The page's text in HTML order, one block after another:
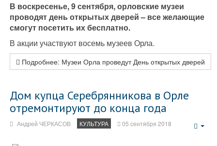
В воскресенье, 9 сентября, орловские музеи
проводят день открытых дверей – все желающие
смогут посетить их бесплатно.
В акции участвуют восемь музеев Орла.
Подробнее: Музеи Орла проведут День открытых дверей
Дом купца Серебрянникова в Орле
отремонтируют до конца года
Андрей ЧЕРКАСОВ КУЛЬТУРА 05 сентября 2018